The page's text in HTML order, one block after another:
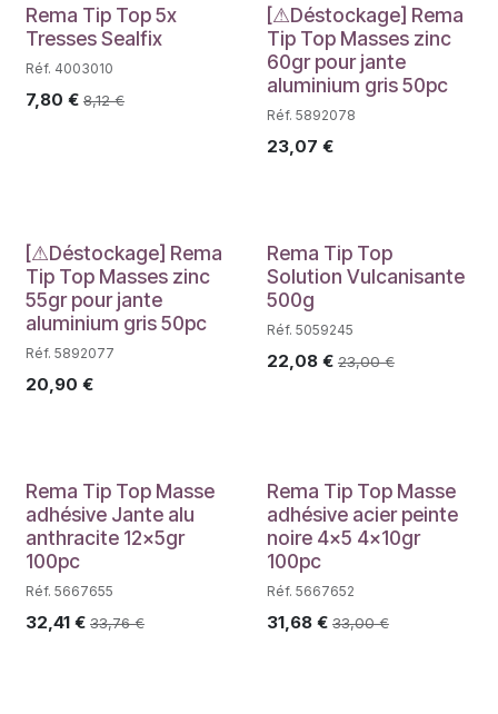
Rema Tip Top 5x
Tresses Sealfix
Réf. 4003010
7,80 € 8,12€
Déstockage
[⚠Déstockage] Rema
Tip Top Masses zinc
60gr pour jante
aluminium gris 50pc
Réf. 5892078
23,07 €
Déstockage
[⚠Déstockage] Rema
Tip Top Masses zinc
55gr pour jante
aluminium gris 50pc
Réf. 5892077
20,90 €
Rema Tip Top
Solution Vulcanisante
500g
Réf. 5059245
22,08€ 23,00€
PROMO
Rema Tip Top Masse
adhésive Jante alu
anthracite 12x5gr
100pc
Réf. 5667655
32,41 € 33,76€
PROMO
Rema Tip Top Masse
adhésive acier peinte
noire 4x5 4x10gr
100pc
Réf. 5667652
31,68€ 33,00€